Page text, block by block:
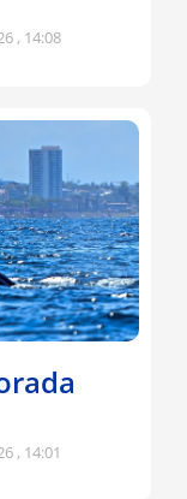
14:08
14:01